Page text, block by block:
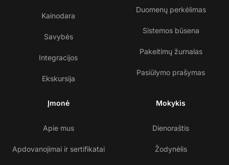
Kainodara
Savybės
Integracijos
Ekskursija
Duomenų perkėlimas
Sistemos būsena
Pakeitimų žurnalas
Pasiūlymo prašymas
Įmonė
Apie mus
Apdovanojimai ir sertifikatai
Mokykis
Dienoraštis
Žodynėlis